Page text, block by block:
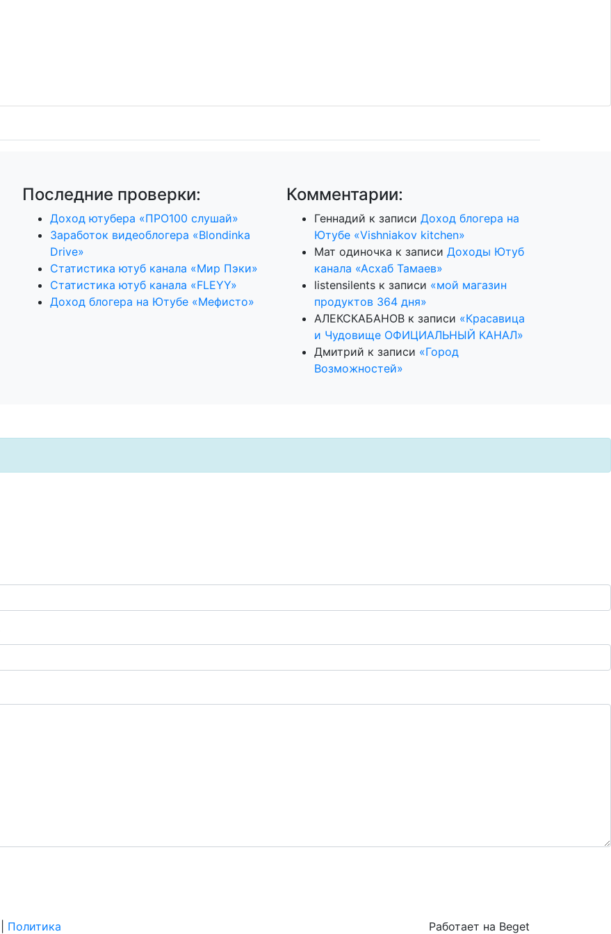
Последние проверки:
Доход ютубера «ПРО100 слушай»
Заработок видеоблогера «Blondinka
Drive»
Статистика ютуб канала «Мир Пэки»
Статистика ютуб канала «FLEYY»
Доход блогера на Ютубе «Мефисто»
Комментарии:
Геннадий к записи Доход блогера на
Ютубе «Vishniakov kitchen»
Мат одиночка к записи Доходы Ютуб
канала «Асхаб Тамаев»
listensilents к записи «мой магазин
продуктов 364 дня»
АЛЕКСКАБАНОВ к записи «Красавица
и Чудовище ОФИЦИАЛЬНЫЙ КАНАЛ»
Дмитрий к записи «Город
Возможностей»
Политика Работает на Beget